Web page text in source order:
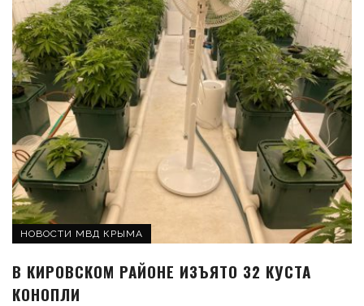
НОВОСТИ МВД КРЫМА
В КИРОВСКОМ РАЙОНЕ ИЗЪЯТО 32 КУСТА
КОНОПЛИ